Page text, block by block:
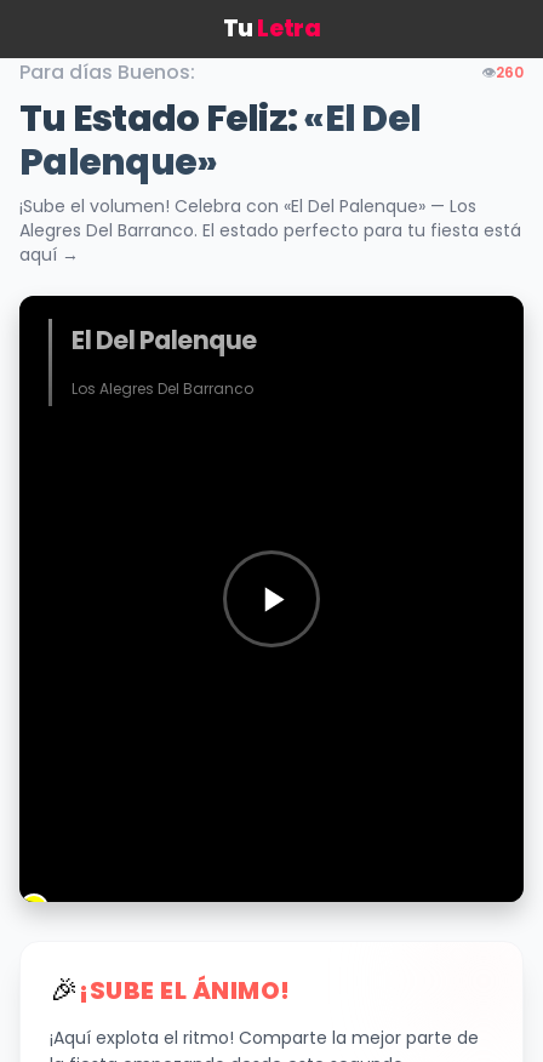
TuLetra
Para días Buenos: 👁️260
Tu Estado Feliz:«El Del
Palenque»
¡Sube el volumen! Celebra con «El Del Palenque» — Los
Alegres Del Barranco. El estado perfecto para tu fiesta está
aquí →
El Del Palenque
Los Alegres Del Barranco
🎉¡SUBE EL ÁNIMO!
¡Aquí explota el ritmo! Comparte la mejor parte de